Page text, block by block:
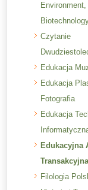
Environment,
Czytanie
Edukacja
Edukacja
Fotografia
Edukacja
Edukacyjna
Transakcyjna
Filologia